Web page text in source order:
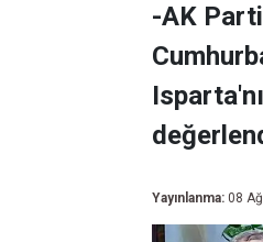
-AK
Yayınlanma: 08